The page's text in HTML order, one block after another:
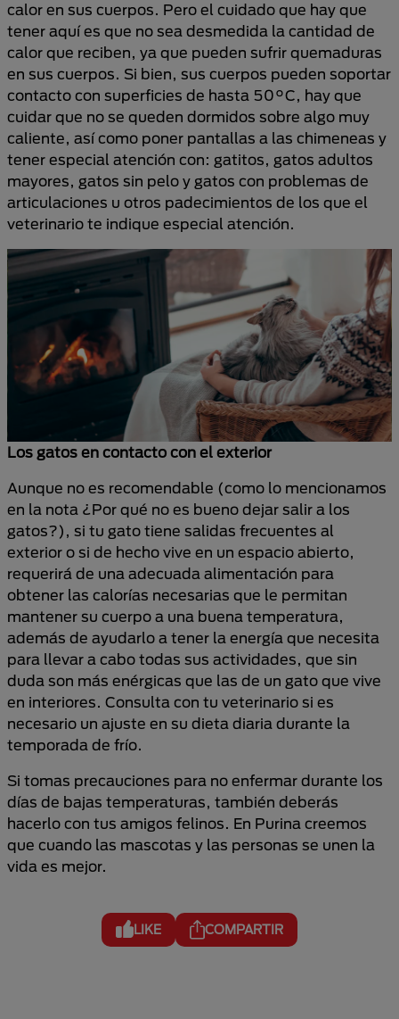
calor en sus cuerpos. Pero el cuidado que hay que
tener aquí es que no sea desmedida la cantidad de
calor que reciben, ya que pueden sufrir quemaduras
en sus cuerpos. Si bien, sus cuerpos pueden soportar
contacto con superficies de hasta 50°C, hay que
cuidar que no se queden dormidos sobre algo muy
caliente, así como poner pantallas a las chimeneas y
tener especial atención con: gatitos, gatos adultos
mayores, gatos sin pelo y gatos con problemas de
articulaciones u otros padecimientos de los que el
veterinario te indique especial atención.
Los gatos en contacto con el exterior
Aunque no es recomendable (como lo mencionamos
en la nota ¿Por qué no es bueno dejar salir a los
gatos?), si tu gato tiene salidas frecuentes al
exterior o si de hecho vive en un espacio abierto,
requerirá de una adecuada alimentación para
obtener las calorías necesarias que le permitan
mantener su cuerpo a una buena temperatura,
además de ayudarlo a tener la energía que necesita
para llevar a cabo todas sus actividades, que sin
duda son más enérgicas que las de un gato que vive
en interiores. Consulta con tu veterinario si es
necesario un ajuste en su dieta diaria durante la
temporada de frío.
Si tomas precauciones para no enfermar durante los
días de bajas temperaturas, también deberás
hacerlo con tus amigos felinos. En Purina creemos
que cuando las mascotas y las personas se unen la
vida es mejor.
LIKE COMPARTIR